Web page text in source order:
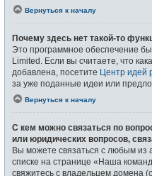
Вернуться к началу
Почему здесь нет такой-то
Это программное обеспечение
Limited. Если вы считаете, что
добавлена, посетите Центр идей
за уже поданные идеи или
Вернуться к началу
С кем можно связаться по
или юридических вопросов,
Вы можете связаться с любым из
списке на странице «Наша
свяжитесь с владельцем домена